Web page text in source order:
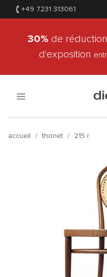
+49 7231 313061
30% de
d'exposition
accueil / thonet / 215 r